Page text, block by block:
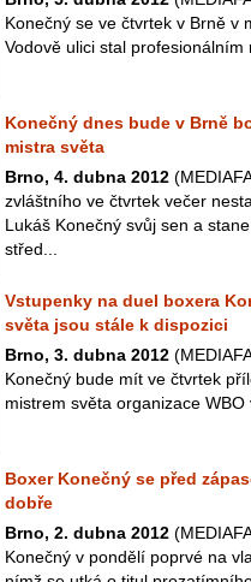
Konečný se ve čtvrtek v Brně v
Vodově ulici stal
Konečný dnes bude v Brně
mistra světa
Brno, 4. dubna 2012
zvláštního ve čtvrtek večer
Lukáš Konečný svůj sen a
střed...
Vstupenky na duel boxera
světa jsou stále k dispozici
Brno, 3. dubna 2012
Konečný bude mít ve čtvrtek
mistrem světa organizace
Boxer Konečný se před
dobře
Brno, 2. dubna 2012
Konečný v pondělí poprvé na